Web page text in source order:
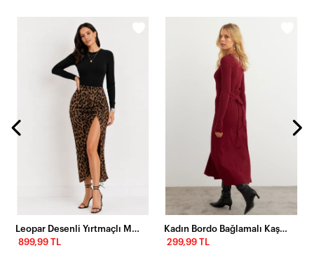
899,99 TL
299,99 TL